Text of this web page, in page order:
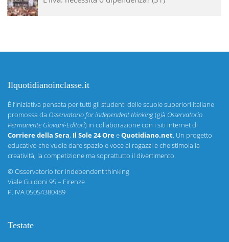
Ilquotidianoinclasse.it
È l’iniziativa pensata per tutti gli studenti delle scuole superiori italiane
promossa da Osservatorio for independent thinking(già Osservatorio
Permanente Giovani-Editori) in collaborazione con i siti internet di
Corriere della Sera, Il Sole 24 OreeQuotidiano.net. Un progetto
educativo che vuole dare spazio e voce ai ragazzi e che stimola la
creatività, la competizione ma soprattutto il divertimento.
©Osservatorio for independent thinking
Viale Guidoni 95 – Firenze
P. IVA 05054380489
Testate